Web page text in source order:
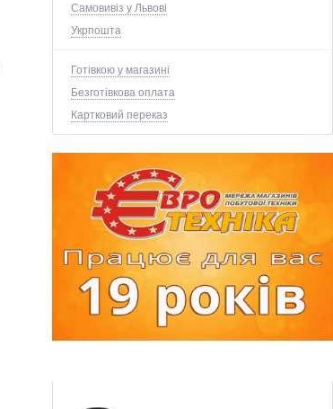
Самовивіз у Львові
Укрпошта
Готівкою у магазині
Безготівкова оплата
Картковий переказ